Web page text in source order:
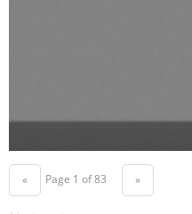
« Page 1 of 83 »